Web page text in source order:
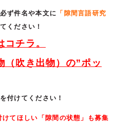
ず件名や本文に 「隙間言語研究
ください！
コチラ。
（吹き出物）の”ポッ
付けてください！
てほしい「隙間の状態」も募集